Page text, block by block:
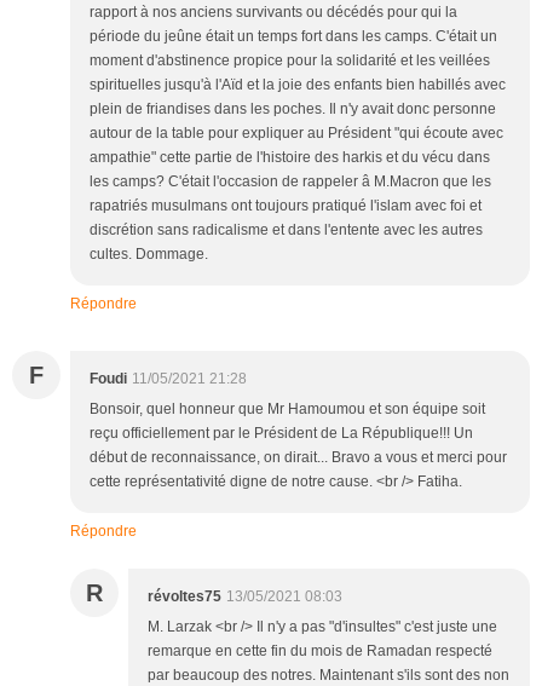
rapport à nos anciens survivants ou décédés pour qui la
période du jeûne était un temps fort dans les camps. C'était un
moment d'abstinence propice pour la solidarité et les veillées
spirituelles jusqu'à l'Aïd et la joie des enfants bien habillés avec
plein de friandises dans les poches. Il n'y avait donc personne
autour de la table pour expliquer au Président "qui écoute avec
ampathie" cette partie de l'histoire des harkis et du vécu dans
les camps? C'était l'occasion de rappeler â M.Macron que les
rapatriés musulmans ont toujours pratiqué l'islam avec foi et
discrétion sans radicalisme et dans l'entente avec les autres
cultes. Dommage.
Répondre
F Foudi 11/05/2021 21:28
Bonsoir, quel honneur que Mr Hamoumou et son équipe soit
reçu officiellement par le Président de La République!!! Un
début de reconnaissance, on dirait... Bravo a vous et merci pour
cette représentativité digne de notre cause. <br /> Fatiha.
Répondre
R révoltes75 13/05/2021 08:03
M. Larzak <br /> Il n'y a pas "d'insultes" c'est juste une
remarque en cette fin du mois de Ramadan respecté
par beaucoup des notres. Maintenant s'ils sont des non